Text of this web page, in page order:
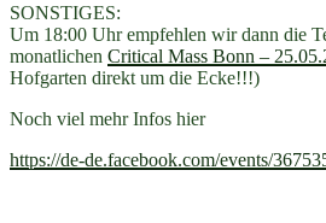
SONSTIGES:
Um 18:00 Uhr empfehlen wir dann die
monatlichen Critical Mass Bonn –
Hofgarten direkt um die Ecke!!!)
Noch viel mehr Infos hier
https://de-de.facebook.com/events/